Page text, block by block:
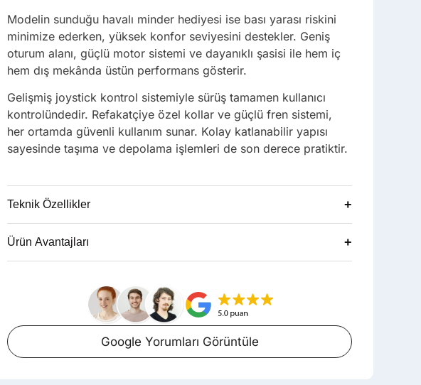
Modelin sunduğu havalı minder hediyesi ise bası yarası riskini
minimize ederken, yüksek konfor seviyesini destekler. Geniş
oturum alanı, güçlü motor sistemi ve dayanıklı şasisi ile hem iç
hem dış mekânda üstün performans gösterir.
Gelişmiş joystick kontrol sistemiyle sürüş tamamen kullanıcı
kontrolündedir. Refakatçiye özel kollar ve güçlü fren sistemi,
her ortamda güvenli kullanım sunar. Kolay katlanabilir yapısı
sayesinde taşıma ve depolama işlemleri de son derece pratiktir.
Teknik Özellikler +
Ürün Avantajları +
Google Yorumları Görüntüle